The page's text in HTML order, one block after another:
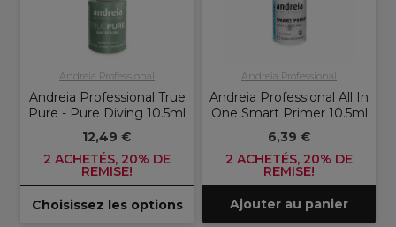
Andreia Professional
Andreia Professional True
Pure - Pure Diving 10.5ml
12,49 €
2 ACHETÉS, 20% DE
REMISE!
Choisissez les options
Andreia Professional
Andreia Professional All In
One Smart Primer 10.5ml
6,39 €
2 ACHETÉS, 20% DE
REMISE!
Ajouter au panier